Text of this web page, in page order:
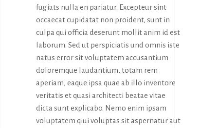
fugiats nulla en pariatur. Excepteur sint
occaecat cupidatat non proident, sunt in
culpa qui officia deserunt mollit anim id est
laborum. Sed ut perspiciatis und omnis iste
natus error sit voluptatem accusantium
doloremque laudantium, totam rem
aperiam, eaque ipsa quae ab illo inventore
veritatis et quasi architecti beatae vitae
dicta sunt explicabo. Nemo enim ipsam
voluptatem qiui voluptas sit aspernatur aut